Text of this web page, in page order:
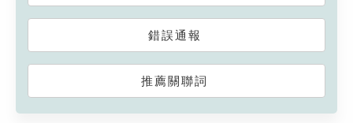
錯誤通報
推薦關聯詞